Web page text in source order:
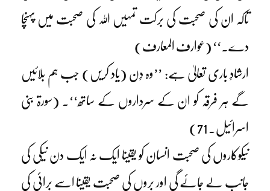
تاکہ ان کی صحبت کی برکت تمہیں اللہ کی صحبت میں پہنچا
دے۔‘‘ (عوارف المعارف)
ارشادِ باری تعالیٰ ہے: ’’وہ دِن (یاد کریں) جب ہم بلائیں
گے ہر فرقہ کو ان کے سرداروں کے ساتھ‘‘۔ (سورۃ بنی
اسرائیل۔ 71)
نیکوکاروں کی صحبت انسان کو یقینا ایک نہ ایک دن نیکی کی
جانب لے جائے گی اور بروں کی صحبت یقینا اسے برائی کی